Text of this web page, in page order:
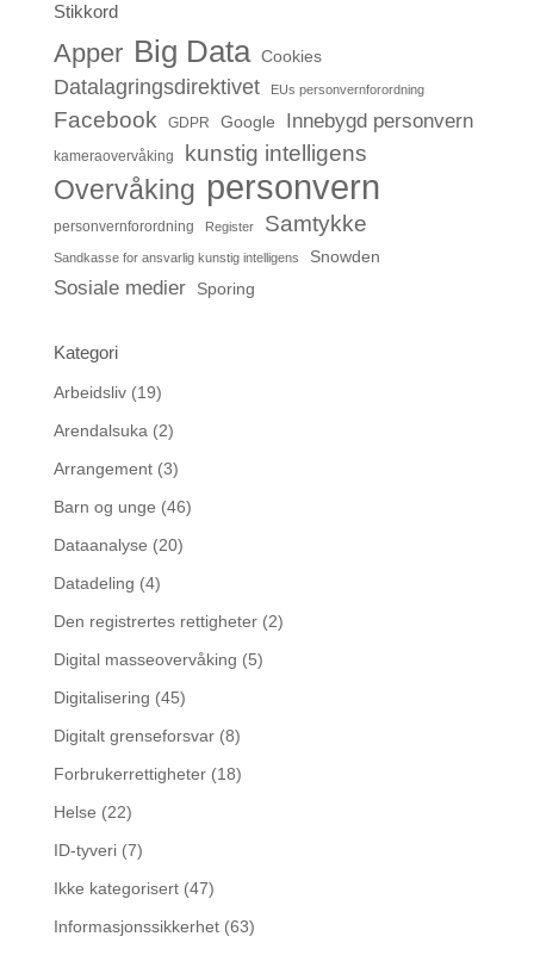
Stikkord
Apper Big Data Cookies
Datalagringsdirektivet EUs personvernforordning
Facebook GDPR Google Innebygd personvern
kameraovervåking kunstig intelligens
Overvåking personvern
personvernforordning Register Samtykke
Sandkasse for ansvarlig kunstig intelligens Snowden
Sosiale medier Sporing
Kategori
Arbeidsliv(19)
Arendalsuka (2)
Arrangement(3)
Barn og unge (46)
Dataanalyse (20)
Datadeling (4)
Den registrertes rettigheter(2)
Digital masseovervåking (5)
Digitalisering (45)
Digitalt grenseforsvar(8)
Forbrukerrettigheter(18)
Helse (22)
ID-tyveri(7)
Ikke kategorisert(47)
Informasjonssikkerhet(63)